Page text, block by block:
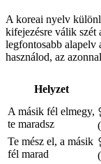
A koreai nyelv
kifejezésre válik szét
legfontosabb alapelv
használod, az
Helyzet
A másik fél elmegy,
te maradsz
Te mész el, a másik
fél marad